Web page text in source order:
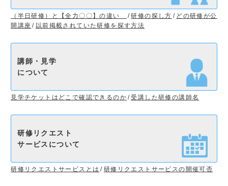
（半日研修）と【全力〇〇】の違い 研修の探し方
どの研修が公
開講座
以前掲載されていた研修を探す方法
講師・見学
について
見学チケットはどこで確認できるのか 受講した研修の講師名
研修リクエスト
サービスについて
研修リクエストサービスとは 研修リクエストサービスの開催可否